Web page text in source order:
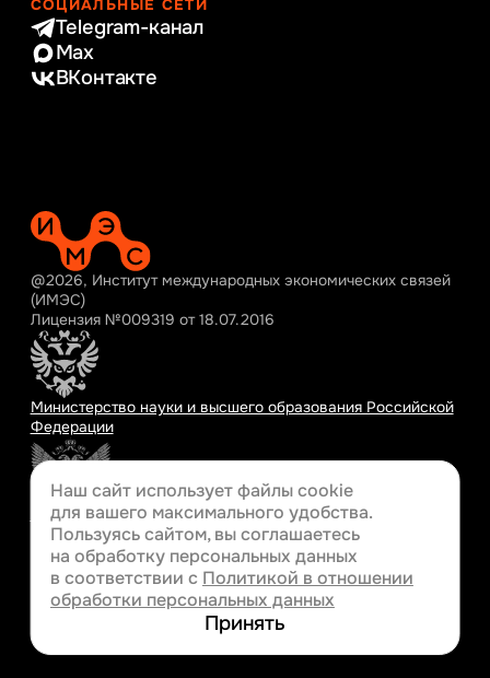
СОЦИАЛЬНЫЕ СЕТИ
Telegram-канал
Max
ВКонтакте
@2026, Институт международных экономических связей
(ИМЭС)
Лицензия №009319 от 18.07.2016
Министерство науки и высшего образования Российской
Федерации
Министерство просвещения Российской Федерации
Разработка сайта
Наш сайт использует файлы cookie
для вашего максимального удобства.
Пользуясь сайтом, вы соглашаетесь
на обработку персональных данных
в соответствии с Политикой в отношении
обработки персональных данных
Принять